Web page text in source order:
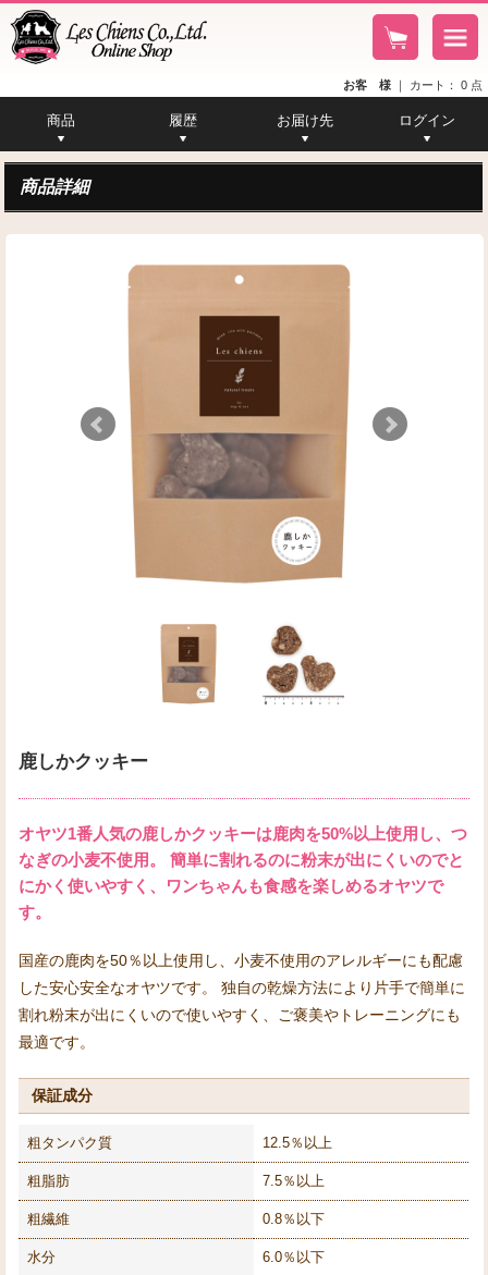
お客 様 ｜ カート： 0 点
商品 履歴 お届け先 ログイン
商品詳細
鹿しかクッキー
オヤツ1番人気の鹿しかクッキーは鹿肉を50%以上使用し、つ
なぎの小麦不使用。 簡単に割れるのに粉末が出にくいのでと
にかく使いやすく、ワンちゃんも食感を楽しめるオヤツで
す。
国産の鹿肉を50％以上使用し、小麦不使用のアレルギーにも配慮
した安心安全なオヤツです。 独自の乾燥方法により片手で簡単に
割れ粉末が出にくいので使いやすく、ご褒美やトレーニングにも
最適です。
保証成分
粗タンパク質 12.5％以上
粗脂肪 7.5％以上
粗繊維 0.8％以下
水分 6.0％以下